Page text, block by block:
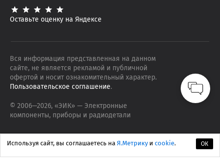
Оставьте оценку на Яндексе
Вся информация представленная на данном
сайте, не является рекламой и публичной
офертой и носит ознакомительный характер.
Пользовательское соглашение.
© 2006—2026, «ЭИК» — Электронные
компоненты, приборы и радиодетали
ОК
Используя сайт, вы соглашаетесь на Я.Метрику и cookie.